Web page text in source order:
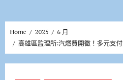
Home 2025
6 月
高雄區監理所:汽燃費開徵！多元支